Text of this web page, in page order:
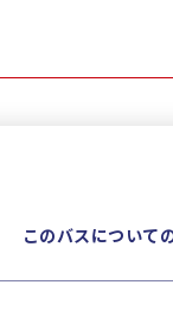
このバスについて